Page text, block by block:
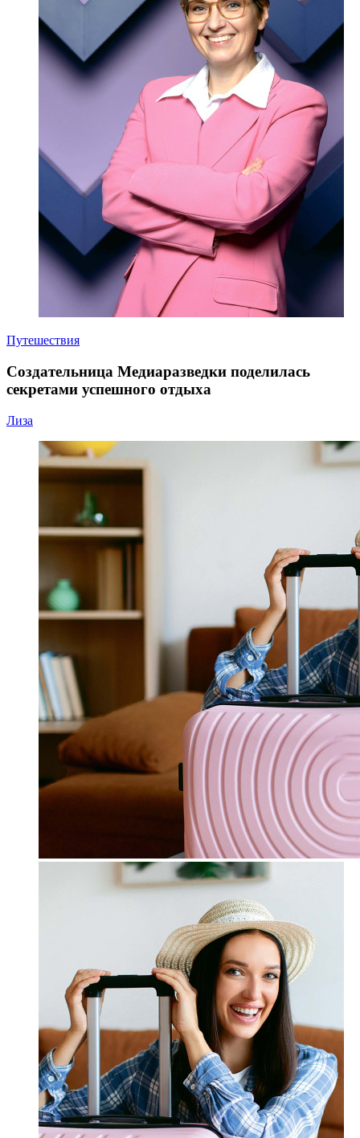
Путешествия
Создательница Медиаразведки поделилась
секретами успешного отдыха
Лиза